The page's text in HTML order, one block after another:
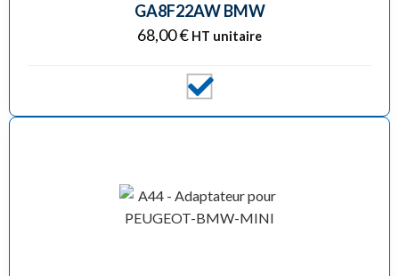
GA8F22AW BMW
68,00€ HT unitaire